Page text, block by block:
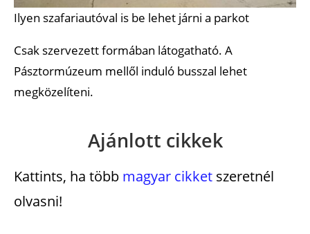
Ilyen szafariautóval is be lehet járni a parkot
Csak szervezett formában látogatható. A
Pásztormúzeum mellől induló busszal lehet
megközelíteni.
Ajánlott cikkek
Kattints, ha több magyar cikket szeretnél
olvasni!